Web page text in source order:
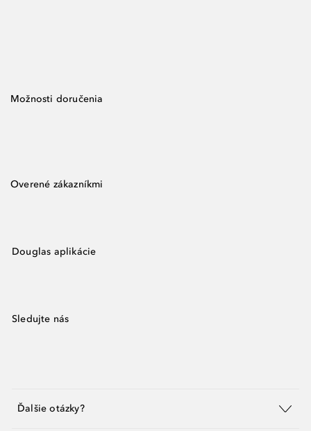
Možnosti doručenia
Overené zákazníkmi
Douglas aplikácie
Sledujte nás
Ďalšie otázky?